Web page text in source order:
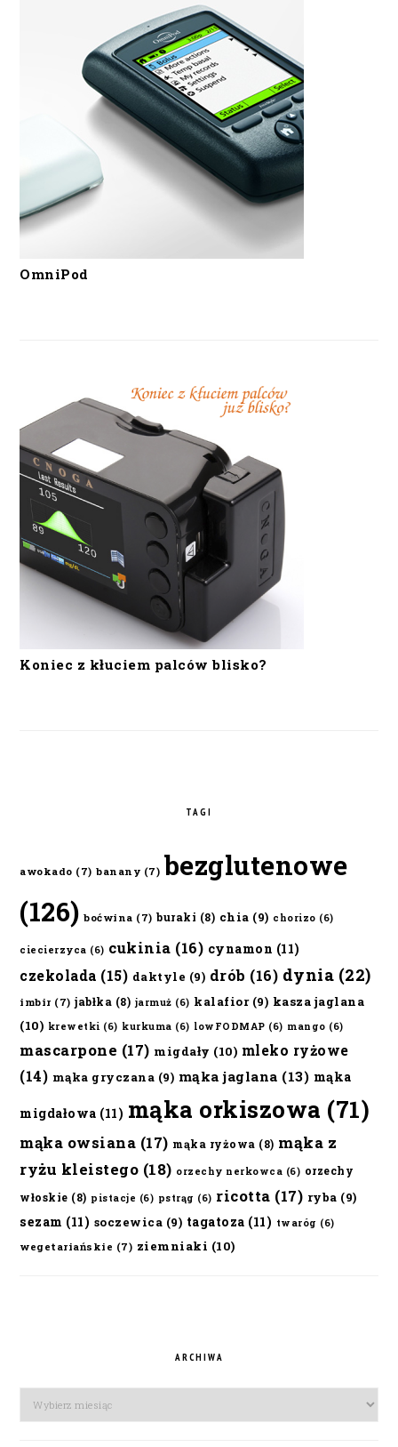
OmniPod
Koniec z kłuciem palców blisko?
TAGI
awokado (7) banany (7) bezglutenowe
(126) boćwina (7) buraki (8) chia (9) chorizo (6)
ciecierzyca (6) cukinia (16) cynamon (11)
czekolada (15) daktyle (9) drób (16) dynia (22)
imbir (7) jabłka (8) jarmuż (6) kalafior(9) kasza jaglana
(10) krewetki (6) kurkuma (6) lowFODMAP (6) mango (6)
mascarpone (17) migdały (10) mleko ryżowe
(14) mąka gryczana (9) mąka jaglana (13) mąka
migdałowa (11) mąka orkiszowa (71)
mąka owsiana (17) mąka ryżowa (8) mąka z
ryżu kleistego (18) orzechy nerkowca (6) orzechy
włoskie (8) pistacje (6) pstrąg (6) ricotta (17) ryba (9)
sezam (11) soczewica (9) tagatoza (11) twaróg (6)
wegetariańskie (7) ziemniaki (10)
ARCHIWA
Archiwa